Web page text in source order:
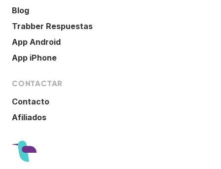
Blog
Trabber Respuestas
App Android
App iPhone
CONTACTAR
Contacto
Afiliados